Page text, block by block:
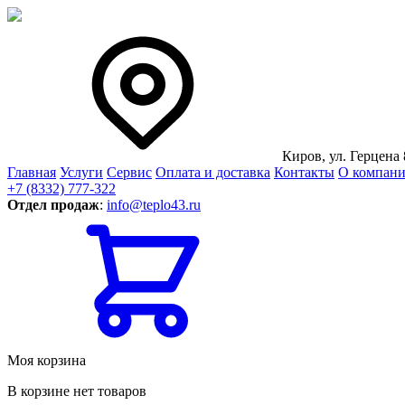
Киров, ул. Герцена
Главная Услуги Сервис Оплата и доставка Контакты О
+7 (8332) 777-322
Отдел продаж: info@teplo43.ru
Моя корзина
В корзине нет товаров